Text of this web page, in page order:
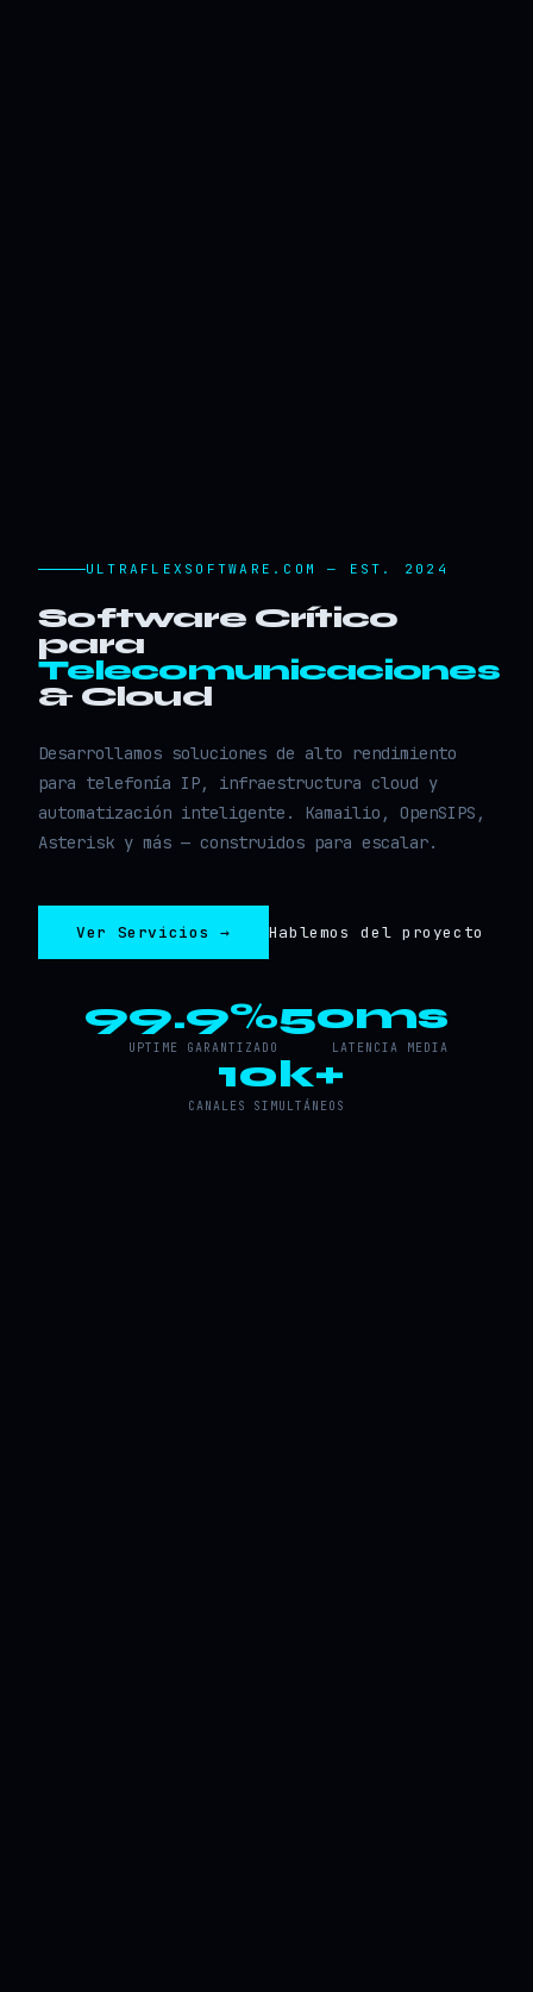
ULTRAFLEXSOFTWARE.COM — EST. 2024
Software Crítico
para
Telecomunicaciones
& Cloud
Desarrollamos soluciones de alto rendimiento
para telefonía IP, infraestructura cloud y
automatización inteligente. Kamailio, OpenSIPS,
Asterisk y más — construidos para escalar.
Ver Servicios → Hablemos del proyecto
99.9%
UPTIME GARANTIZADO
50ms
LATENCIA MEDIA
10k+
CANALES SIMULTÁNEOS